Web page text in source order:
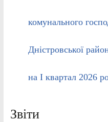
комунального
Дністровської
на І квартал 2026
Звіти